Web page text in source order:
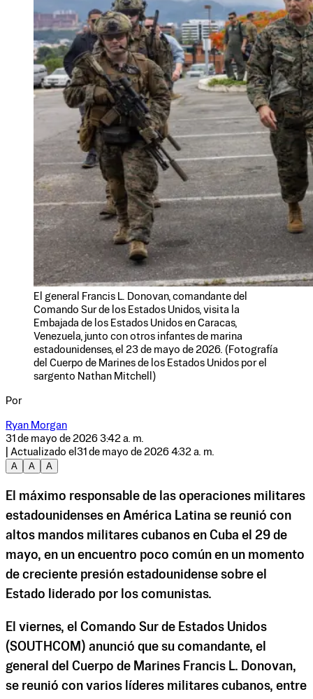
El general Francis L. Donovan, comandante del
Comando Sur de los Estados Unidos, visita la
Embajada de los Estados Unidos en Caracas,
Venezuela, junto con otros infantes de marina
estadounidenses, el 23 de mayo de 2026. (Fotografía
del Cuerpo de Marines de los Estados Unidos por el
sargento Nathan Mitchell)
Por
Ryan Morgan
31 de mayo de 2026 3:42 a. m.
| Actualizado el 31 de mayo de 2026 4:32 a. m.
A
A A
El máximo responsable de las operaciones militares
estadounidenses en América Latina se reunió con
altos mandos militares cubanos en Cuba el 29 de
mayo, en un encuentro poco común en un momento
de creciente presión estadounidense sobre el
Estado liderado por los comunistas.
El viernes, el Comando Sur de Estados Unidos
(SOUTHCOM) anunció que su comandante, el
general del Cuerpo de Marines Francis L. Donovan,
se reunió con varios líderes militares cubanos, entre